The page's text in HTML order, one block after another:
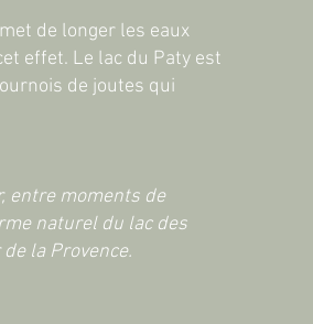
de longer les eaux
effet. Le lac du Paty est
de joutes qui
entre moments de
naturel du lac des
la Provence.